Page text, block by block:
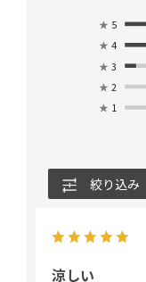
★ 5
★ 4
★ 3
★ 2
★ 1
絞り込み
涼しい